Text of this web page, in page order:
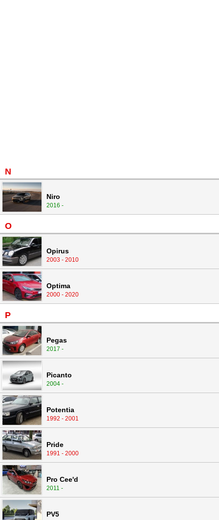
N
Niro
2016 -
O
Opirus
2003 - 2010
Optima
2000 - 2020
P
Pegas
2017 -
Picanto
2004 -
Potentia
1992 - 2001
Pride
1991 - 2000
Pro Cee'd
2011 -
PV5